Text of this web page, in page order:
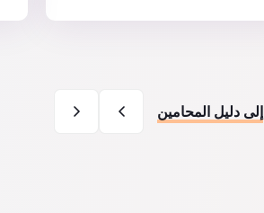
إلى دليل المحامين